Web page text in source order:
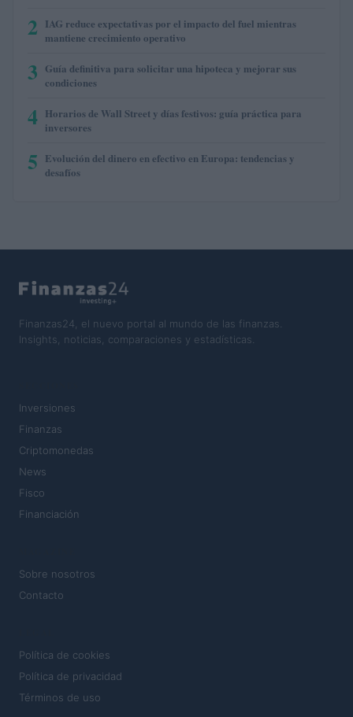
2 IAG reduce expectativas por el impacto del fuel mientras
mantiene crecimiento operativo
3 Guía definitiva para solicitar una hipoteca y mejorar sus
condiciones
4 Horarios de Wall Street y días festivos: guía práctica para
inversores
5 Evolución del dinero en efectivo en Europa: tendencias y
desafíos
Finanzas24, el nuevo portal al mundo de las finanzas.
Insights, noticias, comparaciones y estadísticas.
Inversiones
Finanzas
Criptomonedas
News
Fisco
Financiación
Sobre nosotros
Contacto
Política de cookies
Política de privacidad
Términos de uso